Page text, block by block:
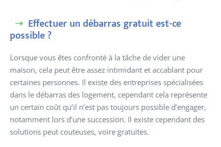
Effectuer un débarras gratuit est-ce
possible ?
Lorsque vous êtes confronté à la tâche de vider une
maison, cela peut être assez intimidant et accablant pour
certaines personnes. Il existe des entreprises spécialisées
dans le débarras des logement, cependant cela représente
un certain coût qu’il n’est pas toujours possible d’engager,
notamment lors d’une succession. Il existe cependant des
solutions peut couteuses, voire gratuites.